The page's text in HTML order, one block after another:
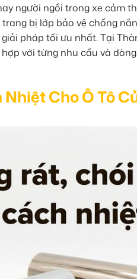
người ngồi trong xe cảm
bị lớp bảo vệ chống
giải pháp tối ưu nhất. Tại
với từng nhu cầu và
Cho Ô Tô